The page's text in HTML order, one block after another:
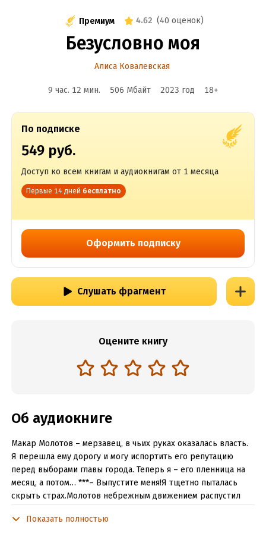
Премиум 4.62 (40 оценок)
Безусловно моя
Алиса Ковалевская
9 час. 12 мин. 506 Мбайт 2023 год 18+
По подписке
549 руб.
Доступ ко всем книгам и аудиокнигам от 1 месяца
Первые 14 дней бесплатно
Оформить подписку
Слушать фрагмент
Оцените книгу
Об аудиокниге
Макар Молотов – мерзавец, в чьих руках оказалась власть.
Я перешла ему дорогу и могу испортить его репутацию
перед выборами главы города. Теперь я – его пленница на
месяц, а потом… ***– Выпустите меня!Я тщетно пыталась
скрыть страх.Молотов небрежным движением распустил
движении сквозила угроза.– До выборов месяц, Кира, и ты
Показать полностью